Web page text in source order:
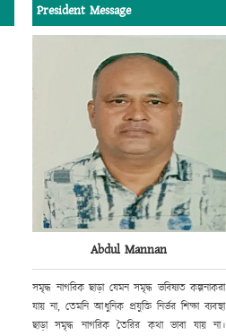
President Message
Abdul Mannan
সমৃদ্ধ নাগরিক ছাড়া যেমন সমৃদ্ধ ভবিষ্যত কল্পনাকরা
যায় না, তেমনি আধুনিক প্রযুক্তি নির্ভর শিক্ষা ব্যবস্থা
ছাড়া সমৃদ্ধ নাগরিক তৈরির কথা ভাবা যায় না।